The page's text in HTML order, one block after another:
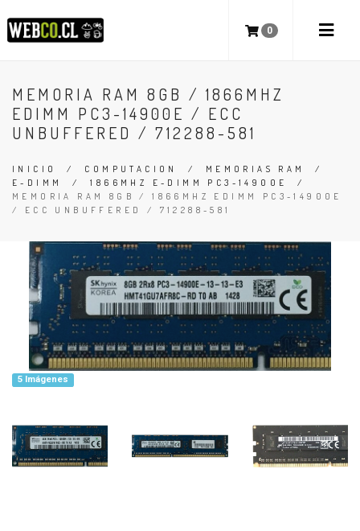
0
MEMORIA RAM 8GB / 1866MHZ
EDIMM PC3-14900E / ECC
UNBUFFERED / 712288-581
INICIO / COMPUTACION / MEMORIAS RAM
/
E-DIMM
/1866MHZ E-DIMM PC3-14900E
/
MEMORIA RAM 8GB / 1866MHZ EDIMM PC3-14900E
/ ECC UNBUFFERED / 712288-581
5 Imágenes